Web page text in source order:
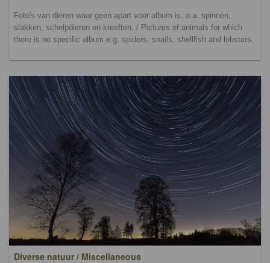
Foto's van dieren waar geen apart voor album is, o.a. spinnen,
slakken, schelpdieren en kreeften. / Pictures of animals for which
there is no specific album e.g. spiders, snails, shellfish and lobsters.
Diverse natuur / Miscellaneous